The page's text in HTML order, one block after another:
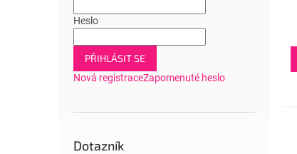
Heslo
PŘIHLÁSIT SE
Nová registraceZapomenuté heslo
Dotazník